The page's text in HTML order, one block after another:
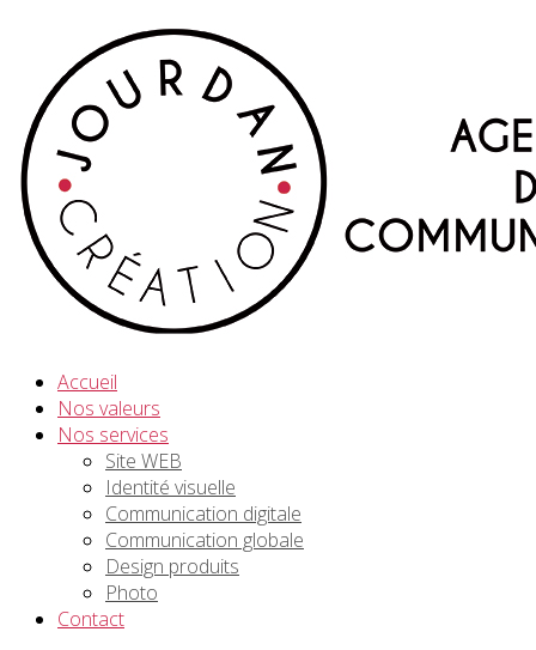
Accueil
Nos valeurs
Nos services
Site WEB
Identité visuelle
Communication digitale
Communication globale
Design produits
Photo
Contact